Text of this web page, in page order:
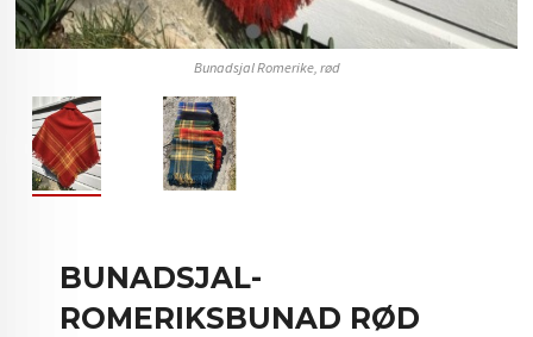
Bunadsjal Romerike, rød
BUNADSJAL-
ROMERIKSBUNAD RØD